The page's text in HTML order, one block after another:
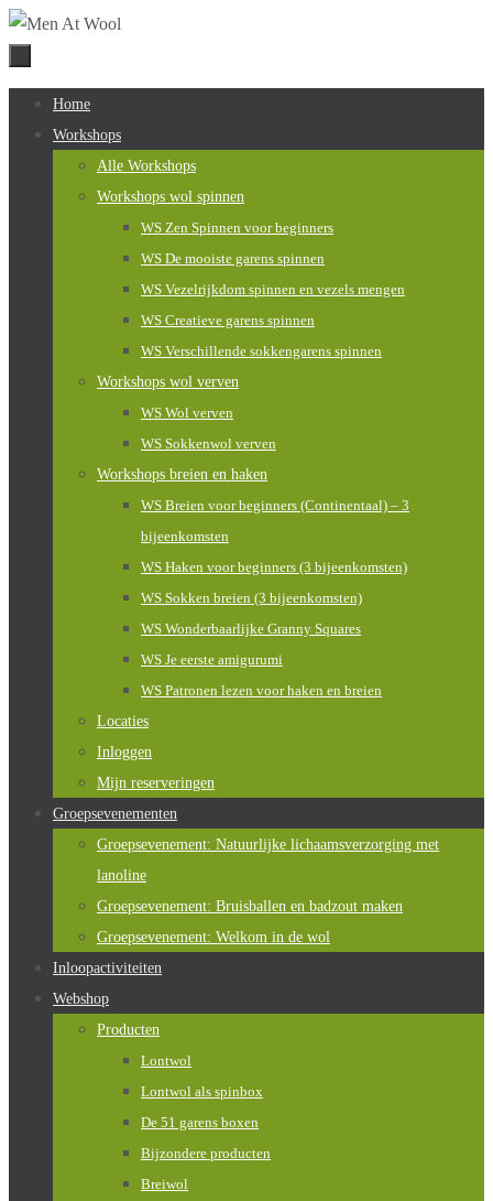
Naar
inhoud
springen
Naar
Home
Workshops
Alle Workshops
Workshops wol spinnen
WS Zen Spinnen voor beginners
WS De mooiste garens spinnen
WS Vezelrijkdom spinnen en vezels mengen
WS Creatieve garens spinnen
WS Verschillende sokkengarens spinnen
Workshops wol verven
WS Wol verven
WS Sokkenwol verven
Workshops breien en haken
WS Breien voor beginners (Continentaal) – 3
bijeenkomsten
WS Haken voor beginners (3 bijeenkomsten)
WS Sokken breien (3 bijeenkomsten)
WS Wonderbaarlijke Granny Squares
WS Je eerste amigurumi
WS Patronen lezen voor haken en breien
Locaties
Inloggen
Mijn reserveringen
Groepsevenementen
Groepsevenement: Natuurlijke lichaamsverzorging met
lanoline
Groepsevenement: Bruisballen en badzout maken
Groepsevenement: Welkom in de wol
Inloopactiviteiten
Webshop
Producten
Lontwol
Lontwol als spinbox
De 51 garens boxen
Bijzondere producten
Breiwol